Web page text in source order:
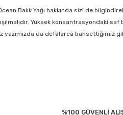
Balık Yağı hakkında sizi de
Yüksek konsantrasyondaki
yazımızda da defalarca bahsettiğimiz
%100 GÜVENLİ